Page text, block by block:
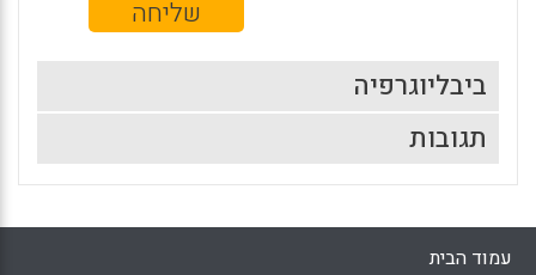
ביבליוגרפיה
תגובות
עמוד הבית